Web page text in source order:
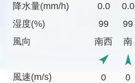
降水量(mm/h)
湿度(%)
風向
風速(m/s)
0.0 0.0
99
99
南西
南
0 0